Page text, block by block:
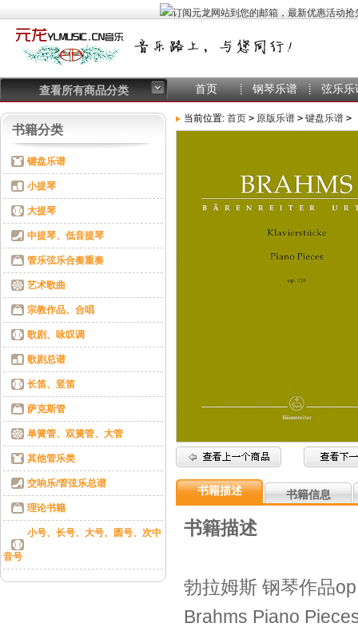
查看所有商品分类 首页 钢琴乐谱 弦乐乐
书籍分类
键盘乐谱
小提琴
大提琴
中提琴、低音提琴
管乐弦乐合奏重奏
艺术歌曲
宗教作品、合唱
歌剧、咏叹调
歌剧总谱
长笛、竖笛
萨克斯管
单簧管、双簧管、大管
其他管乐类
交响乐/管弦乐总谱
理论书籍
小号、长号、大号、圆号、次中
音号
当前位置: 首页 > 原版乐谱 > 键盘乐谱 >
书籍描述 书籍信息
书籍描述
勃拉姆斯 钢琴作品
Brahms Piano